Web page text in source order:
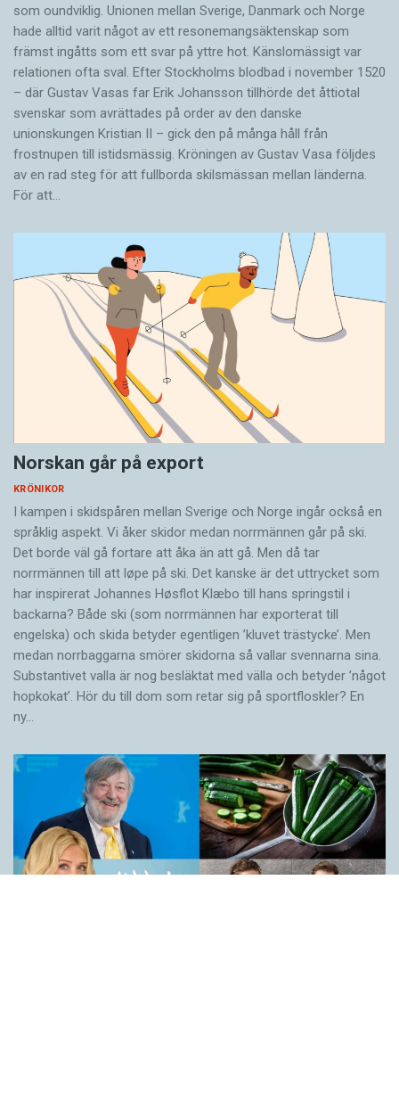
som ound­viklig. ­Unionen ­mellan Sverige, Danmark och ­Norge
hade alltid varit något av ett resonemangs­äkten­skap som
främst ingåtts som ett svar på yttre hot. ­Känslomässigt var
rela­tionen ofta sval. Efter Stockholms blodbad i novem­ber 1520
– där Gustav ­Vasas far Erik ­Johans­son tillhörde det åttiotal
svenskar som avrättades på order av den danske
unionskungen Kristian II – gick den på många håll från
frostnupen till istidsmässig. Kröningen av Gustav Vasa följdes
av en rad steg för att fullborda skilsmässan mellan länderna.
För att…
Norskan går på export
KRÖNIKOR
I kampen i skidspåren ­mellan Sverige och Norge ingår också en
språklig aspekt. Vi åker skidor medan norrmännen går på ski.
Det borde väl gå fortare att åka än att gå. Men då tar
norrmännen till att løpe på ski. Det ­kanske är det uttrycket som
har inspirerat Johannes Høsflot Klæbo till hans springstil i
backarna? Både ski (som norrmännen har exporterat till
engelska) och skida betyder egentligen ’kluvet trästycke’. Men
medan norrbaggarna smörer skidorna så vallar svennarna sina.
Substantivet valla är nog besläktat med välla och betyder ’något
hopkokat’. Hör du till dom som retar sig på sportfloskler? En
ny…